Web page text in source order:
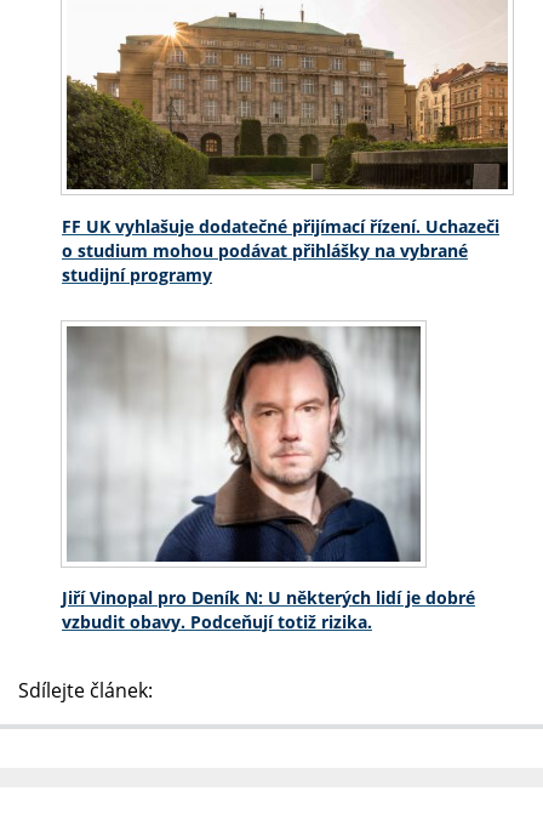
FF UK vyhlašuje dodatečné přijímací řízení. Uchazeči
o studium mohou podávat přihlášky na vybrané
studijní programy
Jiří Vinopal pro Deník N: U některých lidí je dobré
vzbudit obavy. Podceňují totiž rizika.
Sdílejte článek: